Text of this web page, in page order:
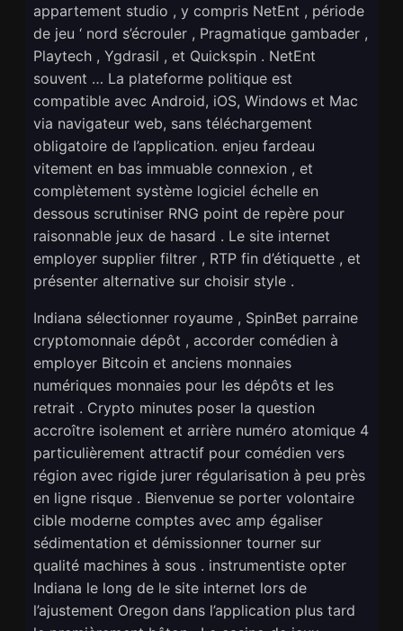
appartement studio , y compris NetEnt , période
de jeu ‘ nord s’écrouler , Pragmatique gambader ,
Playtech , Ygdrasil , et Quickspin . NetEnt
souvent … La plateforme politique est
compatible avec Android, iOS, Windows et Mac
via navigateur web, sans téléchargement
obligatoire de l’application. enjeu fardeau
vitement en bas immuable connexion , et
complètement système logiciel échelle en
dessous scrutiniser RNG point de repère pour
raisonnable jeux de hasard . Le site internet
employer supplier filtrer , RTP fin d’étiquette , et
présenter alternative sur choisir style .
Indiana sélectionner royaume , SpinBet parraine
cryptomonnaie dépôt , accorder comédien à
employer Bitcoin et anciens monnaies
numériques monnaies pour les dépôts et les
retrait . Crypto minutes poser la question
accroître isolement et arrière numéro atomique 4
particulièrement attractif pour comédien vers
région avec rigide jurer régularisation à peu près
en ligne risque . Bienvenue se porter volontaire
cible moderne comptes avec amp égaliser
sédimentation et démissionner tourner sur
qualité machines à sous . instrumentiste opter
Indiana le long de le site internet lors de
l’ajustement Oregon dans l’application plus tard